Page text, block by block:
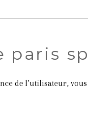
paris
de l’utilisateur,